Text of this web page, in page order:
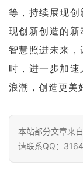
等，持续展现
现创新创造的新
智慧照进未来，
时，进一步加
浪潮，创造更美
本站部分文章来
请联系QQ：